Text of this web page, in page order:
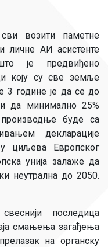
возити паметне
личне АИ асистенте
је предвиђено
коју су све земље
3 године је да се до
да минимално 25%
буде са
декларације
циљева Европског
унија залаже да
неутрална до 2050.
последица
смањења загађења
на органску